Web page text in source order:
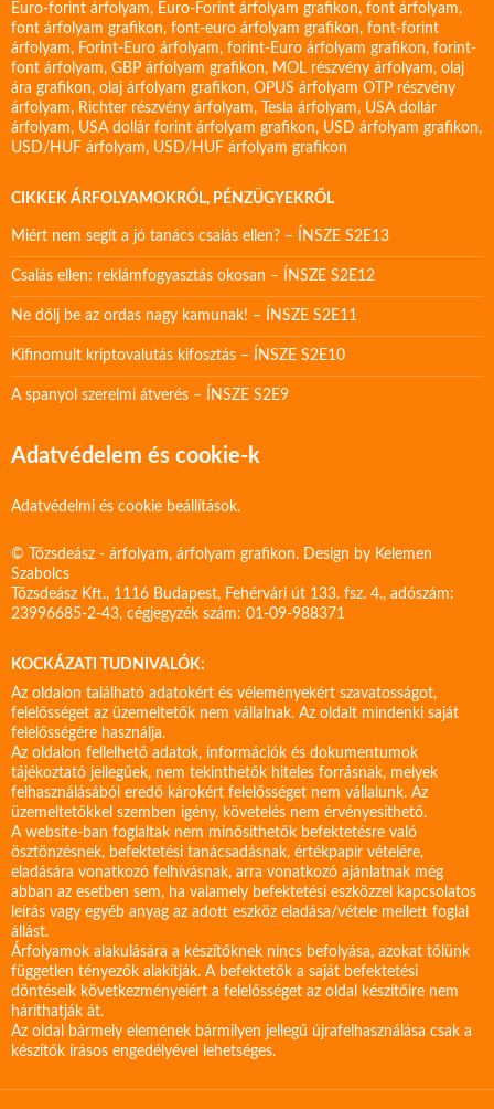
Euro-forint árfolyam, Euro-Forint árfolyam grafikon, font árfolyam,
font árfolyam grafikon, font-euro árfolyam grafikon, font-forint
árfolyam, Forint-Euro árfolyam, forint-Euro árfolyam grafikon, forint-
font árfolyam, GBP árfolyam grafikon, MOL részvény árfolyam, olaj
ára grafikon, olaj árfolyam grafikon, OPUS árfolyam OTP részvény
árfolyam, Richter részvény árfolyam, Tesla árfolyam, USA dollár
árfolyam, USA dollár forint árfolyam grafikon, USD árfolyam grafikon,
USD/HUF árfolyam, USD/HUF árfolyam grafikon
CIKKEK ÁRFOLYAMOKRÓL, PÉNZÜGYEKRŐL
Miért nem segít a jó tanács csalás ellen? – ÍNSZE S2E13
Csalás ellen: reklámfogyasztás okosan – ÍNSZE S2E12
Ne dőlj be az ordas nagy kamunak! – ÍNSZE S2E11
Kifinomult kriptovalutás kifosztás – ÍNSZE S2E10
A spanyol szerelmi átverés – ÍNSZE S2E9
Adatvédelem és cookie-k
Adatvédelmi és cookie beállítások.
© Tőzsdeász - árfolyam, árfolyam grafikon. Design by Kelemen
Szabolcs
Tőzsdeász Kft., 1116 Budapest, Fehérvári út 133. fsz. 4., adószám:
23996685-2-43, cégjegyzék szám: 01-09-988371
KOCKÁZATI TUDNIVALÓK:
Az oldalon található adatokért és véleményekért szavatosságot,
felelősséget az üzemeltetők nem vállalnak. Az oldalt mindenki saját
felelősségére használja.
Az oldalon fellelhető adatok, információk és dokumentumok
tájékoztató jellegűek, nem tekinthetők hiteles forrásnak, melyek
felhasználásából eredő károkért felelősséget nem vállalunk. Az
üzemeltetőkkel szemben igény, követelés nem érvényesíthető.
A website-ban foglaltak nem minősíthetők befektetésre való
ösztönzésnek, befektetési tanácsadásnak, értékpapír vételére,
eladására vonatkozó felhívásnak, arra vonatkozó ajánlatnak még
abban az esetben sem, ha valamely befektetési eszközzel kapcsolatos
leírás vagy egyéb anyag az adott eszköz eladása/vétele mellett foglal
állást.
Árfolyamok alakulására a készítőknek nincs befolyása, azokat tőlünk
független tényezők alakítják. A befektetők a saját befektetési
döntéseik következményeiért a felelősséget az oldal készítőire nem
háríthatják át.
Az oldal bármely elemének bármilyen jellegű újrafelhasználása csak a
készítők írásos engedélyével lehetséges.